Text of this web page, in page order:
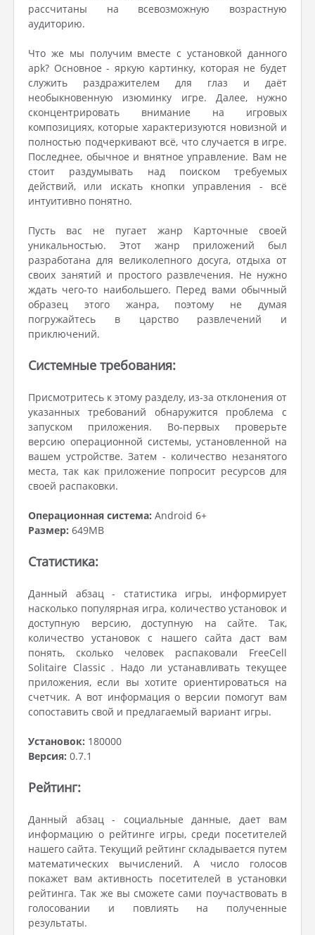
рассчитаны на всевозможную возрастную
аудиторию.
Что же мы получим вместе с установкой данного
apk? Основное - яркую картинку, которая не будет
служить раздражителем для глаз и даёт
необыкновенную изюминку игре. Далее, нужно
сконцентрировать внимание на игровых
композициях, которые характеризуются новизной и
полностью подчеркивают всё, что случается в игре.
Последнее, обычное и внятное управление. Вам не
стоит раздумывать над поиском требуемых
действий, или искать кнопки управления - всё
интуитивно понятно.
Пусть вас не пугает жанр Карточные своей
уникальностью. Этот жанр приложений был
разработана для великолепного досуга, отдыха от
своих занятий и простого развлечения. Не нужно
ждать чего-то наибольшего. Перед вами обычный
образец этого жанра, поэтому не думая
погружайтесь в царство развлечений и
приключений.
Системные требования:
Присмотритесь к этому разделу, из-за отклонения от
указанных требований обнаружится проблема с
запуском приложения. Во-первых проверьте
версию операционной системы, установленной на
вашем устройстве. Затем - количество незанятого
места, так как приложение попросит ресурсов для
своей распаковки.
Операционная система: Android 6+
Размер: 649MB
Статистика:
Данный абзац - статистика игры, информирует
насколько популярная игра, количество установок и
доступную версию, доступную на сайте. Так,
количество установок с нашего сайта даст вам
понять, сколько человек распаковали FreeCell
Solitaire Classic . Надо ли устанавливать текущее
приложения, если вы хотите ориентироваться на
счетчик. А вот информация о версии помогут вам
сопоставить свой и предлагаемый вариант игры.
Установок: 180000
Версия: 0.7.1
Рейтинг:
Данный абзац - социальные данные, дает вам
информацию о рейтинге игры, среди посетителей
нашего сайта. Текущий рейтинг складывается путем
математических вычислений. А число голосов
покажет вам активность посетителей в установки
рейтинга. Так же вы сможете сами поучаствовать в
голосовании и повлиять на полученные
результаты.